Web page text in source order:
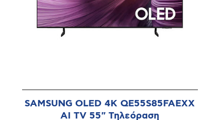
SAMSUNG OLED 4K QE55S85FAEXX
AI TV 55" Τηλεόραση